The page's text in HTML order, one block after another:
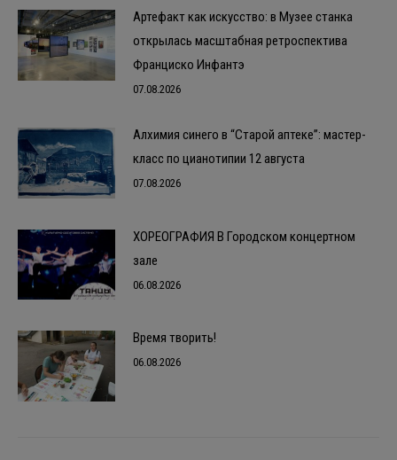
Артефакт как искусство: в Музее станка
открылась масштабная ретроспектива
Франциско Инфантэ
07.08.2026
Алхимия синего в “Старой аптеке”: мастер-
класс по цианотипии 12 августа
07.08.2026
ХОРЕОГРАФИЯ В Городском концертном
зале
06.08.2026
Время творить!
06.08.2026